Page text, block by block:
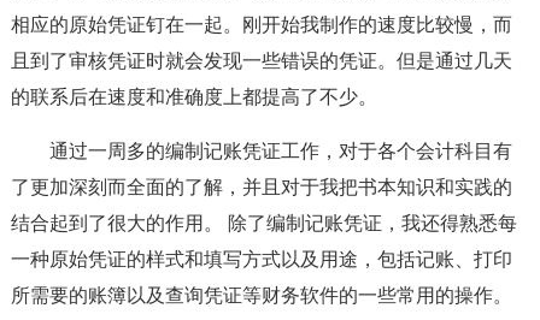
相应的原始凭证钉在一起。刚开始我制作的速度比较慢，而
且到了审核凭证时就会发现一些错误的凭证。但是通过几天
的联系后在速度和准确度上都提高了不少。
通过一周多的编制记账凭证工作，对于各个会计科目有
了更加深刻而全面的了解，并且对于我把书本知识和实践的
结合起到了很大的作用。 除了编制记账凭证，我还得熟悉每
一种原始凭证的样式和填写方式以及用途，包括记账、打印
所需要的账簿以及查询凭证等财务软件的一些常用的操作。